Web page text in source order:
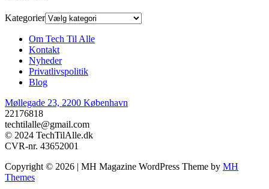
Kategorier
Om Tech Til Alle
Kontakt
Nyheder
Privatlivspolitik
Blog
Møllegade 23, 2200 København
22176818
techtilalle@gmail.com
© 2024 TechTilAlle.dk
CVR-nr. 43652001
Copyright © 2026 | MH Magazine WordPress Theme by MH
Themes